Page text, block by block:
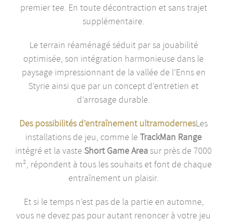
premier tee. En toute décontraction et sans trajet
supplémentaire.
Le terrain réaménagé séduit par sa jouabilité
optimisée, son intégration harmonieuse dans le
paysage impressionnant de la vallée de l’Enns en
Styrie ainsi que par un concept d’entretien et
d’arrosage durable.
Des possibilités d’entraînement ultramodernesLes
installations de jeu, comme le TrackMan Range
intégré et la vaste Short Game Areasur près de 7000
m², répondent à tous les souhaits et font de chaque
entraînement un plaisir.
Et si le temps n’est pas de la partie en automne,
vous ne devez pas pour autant renoncer à votre jeu